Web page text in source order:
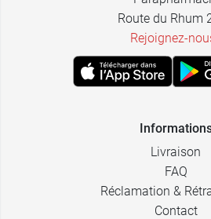
Route du Rhum
Rejoignez-
Livraison
FAQ
Réclamation &
Contact